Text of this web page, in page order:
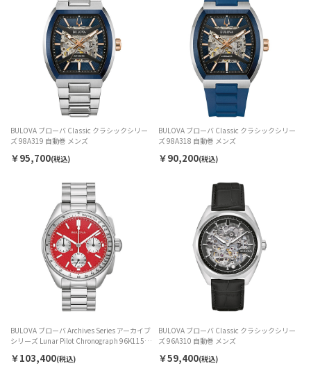
BULOVA ブローバ Classic クラシックシリー
ズ 98A319 自動巻 メンズ
￥95,700(税込)
BULOVA ブローバ Classic クラシックシリー
ズ 98A318 自動巻 メンズ
￥90,200(税込)
BULOVA ブローバ Archives Series アーカイブ
シリーズ Lunar Pilot Chronograph 96K115 ク
￥103,400(税込)
BULOVA ブローバ Classic クラシックシリー
ズ 96A310 自動巻 メンズ
￥59,400(税込)